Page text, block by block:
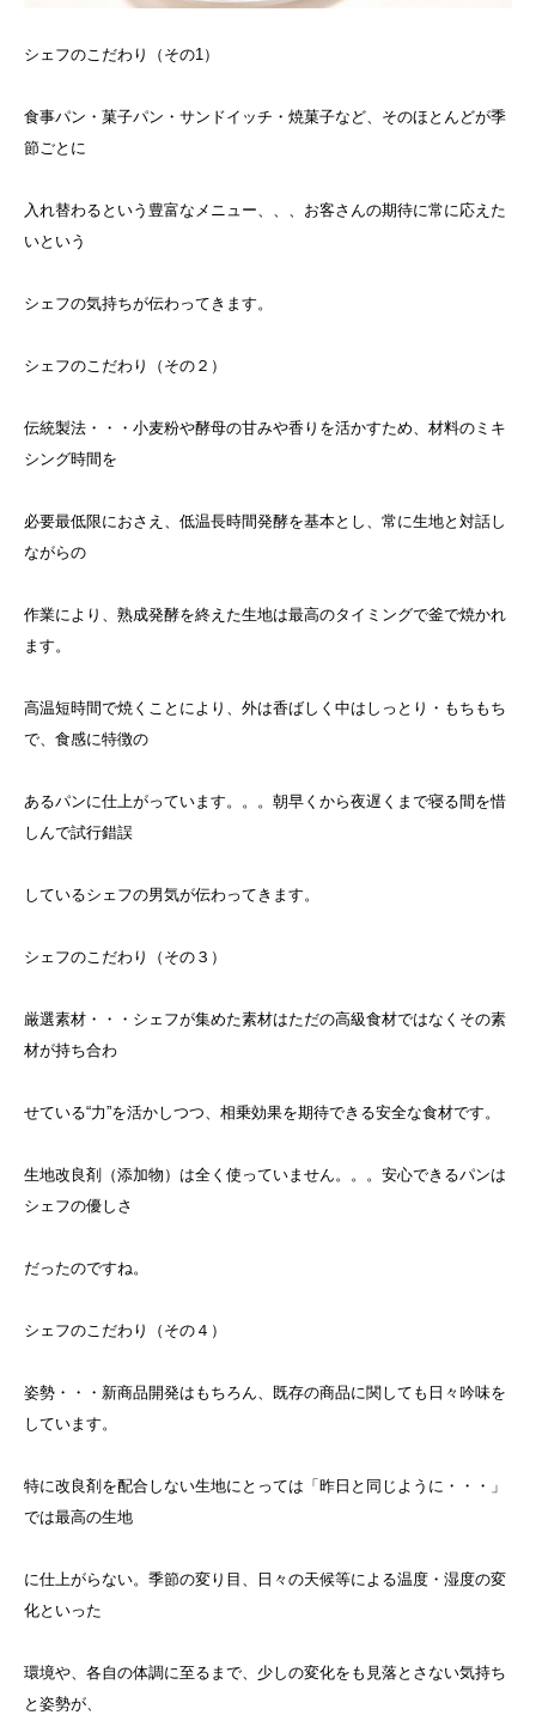
シェフのこだわり（その1）
食事パン・菓子パン・サンドイッチ・焼菓子など、そのほとんどが季
節ごとに
入れ替わるという豊富なメニュー、、、お客さんの期待に常に応えた
いという
シェフの気持ちが伝わってきます。
シェフのこだわり（その２）
伝統製法・・・小麦粉や酵母の甘みや香りを活かすため、材料のミキ
シング時間を
必要最低限におさえ、低温長時間発酵を基本とし、常に生地と対話し
ながらの
作業により、熟成発酵を終えた生地は最高のタイミングで釜で焼かれ
ます。
高温短時間で焼くことにより、外は香ばしく中はしっとり・もちもち
で、食感に特徴の
あるパンに仕上がっています。。。朝早くから夜遅くまで寝る間を惜
しんで試行錯誤
しているシェフの男気が伝わってきます。
シェフのこだわり（その３）
厳選素材・・・シェフが集めた素材はただの高級食材ではなくその素
材が持ち合わ
せている“力”を活かしつつ、相乗効果を期待できる安全な食材です。
生地改良剤（添加物）は全く使っていません。。。安心できるパンは
シェフの優しさ
だったのですね。
シェフのこだわり（その４）
姿勢・・・新商品開発はもちろん、既存の商品に関しても日々吟味を
しています。
特に改良剤を配合しない生地にとっては「昨日と同じように・・・」
では最高の生地
に仕上がらない。季節の変り目、日々の天候等による温度・湿度の変
化といった
環境や、各自の体調に至るまで、少しの変化をも見落とさない気持ち
と姿勢が、